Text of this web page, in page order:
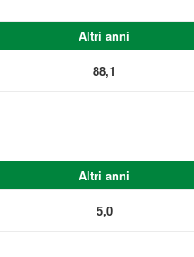
Altri anni
88,1
Altri anni
5,0